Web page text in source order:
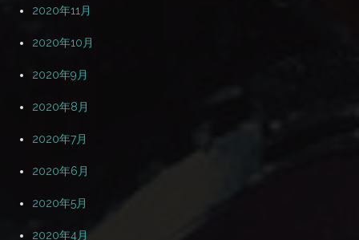
2020年11月
2020年10月
2020年9月
2020年8月
2020年7月
2020年6月
2020年5月
2020年4月